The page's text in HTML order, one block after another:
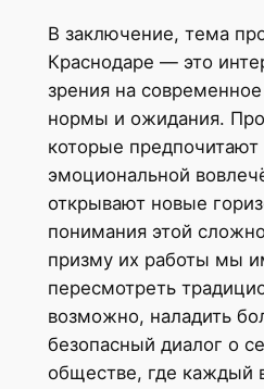
В заключение, тема
Краснодаре — это
зрения на
нормы и ожидания.
которые
эмоциональной
открывают новые
понимания этой
призму их работы мы
пересмотреть
возможно, наладить
безопасный диалог о
обществе, где каждый